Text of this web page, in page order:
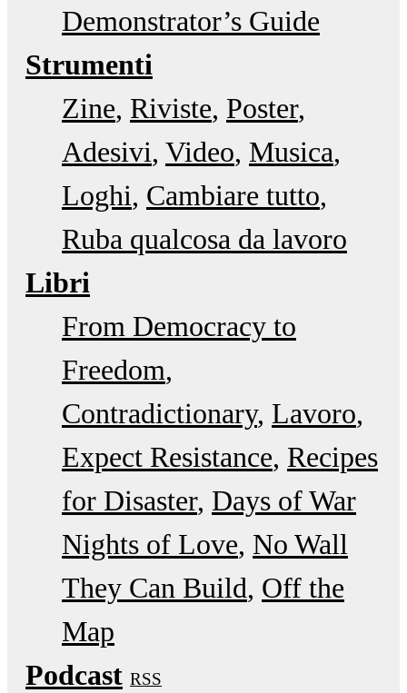
Demonstrator’s Guide
Strumenti
Zine Riviste Poster
Adesivi Video Musica
Loghi Cambiare tutto
Ruba qualcosa da lavoro
Libri
From Democracy to
Freedom
Contradictionary Lavoro
Expect Resistance Recipes
for Disaster Days of War
Nights of Love No Wall
They Can Build Off the
Map
Podcast RSS